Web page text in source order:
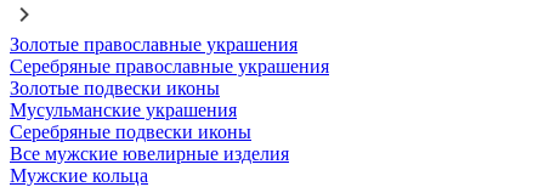
Золотые православные украшения
Серебряные православные украшения
Золотые подвески иконы
Мусульманские украшения
Серебряные подвески иконы
Все мужские ювелирные изделия
Мужские кольца